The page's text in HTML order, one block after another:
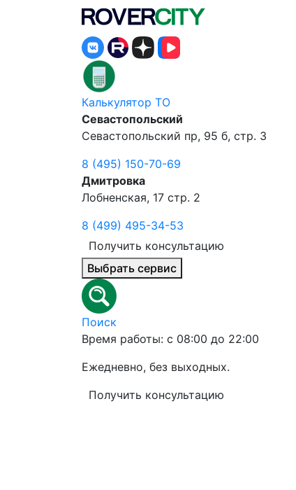
Калькулятор ТО
Севастопольский
Севастопольский пр, 95 б, стр. 3
8 (495) 150-70-69
Дмитровка
Лобненская, 17 стр. 2
8 (499) 495-34-53
Получить консультацию
Выбрать сервис
Поиск
Время работы: с 08:00 до 22:00
Ежедневно, без выходных.
Получить консультацию